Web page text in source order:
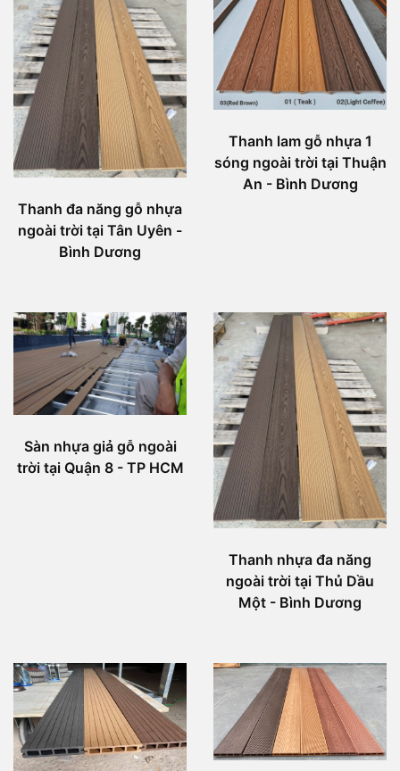
Thanh đa năng gỗ nhựa
ngoài trời tại Tân Uyên -
Bình Dương
Thanh lam gỗ nhựa 1
sóng ngoài trời tại Thuận
An - Bình Dương
Sàn nhựa giả gỗ ngoài
trời tại Quận 8 - TP HCM
Thanh nhựa đa năng
ngoài trời tại Thủ Dầu
Một - Bình Dương